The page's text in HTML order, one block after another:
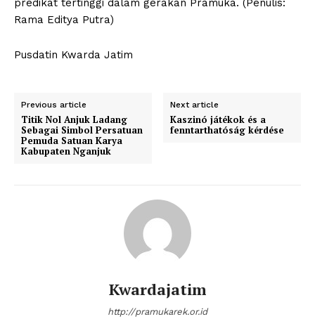
predikat tertinggi dalam gerakan Pramuka. (Penulis:
Rama Editya Putra)
Pusdatin Kwarda Jatim
Previous article
Titik Nol Anjuk Ladang
Sebagai Simbol Persatuan
Pemuda Satuan Karya
Kabupaten Nganjuk
Next article
Kaszinó játékok és a
fenntarthatóság kérdése
Kwardajatim
http://pramukarek.or.id